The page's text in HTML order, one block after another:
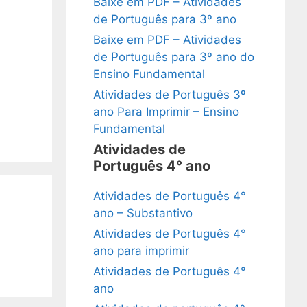
de Português para 3º ano
Baixe em PDF – Atividades
de Português para 3º ano do
Ensino Fundamental
Atividades de Português 3º
ano Para Imprimir – Ensino
Fundamental
Atividades de
Português 4° ano
Atividades de Português 4°
ano – Substantivo
Atividades de Português 4°
ano para imprimir
Atividades de Português 4°
ano